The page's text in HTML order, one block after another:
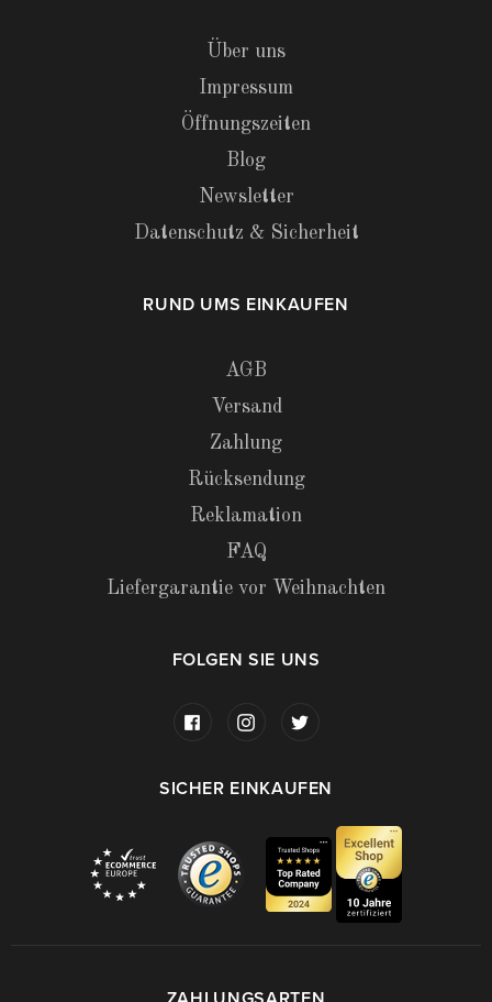
Über uns
Impressum
Öffnungszeiten
Blog
Newsletter
Datenschutz & Sicherheit
RUND UMS EINKAUFEN
AGB
Versand
Zahlung
Rücksendung
Reklamation
FAQ
Liefergarantie vor Weihnachten
FOLGEN SIE UNS
SICHER EINKAUFEN